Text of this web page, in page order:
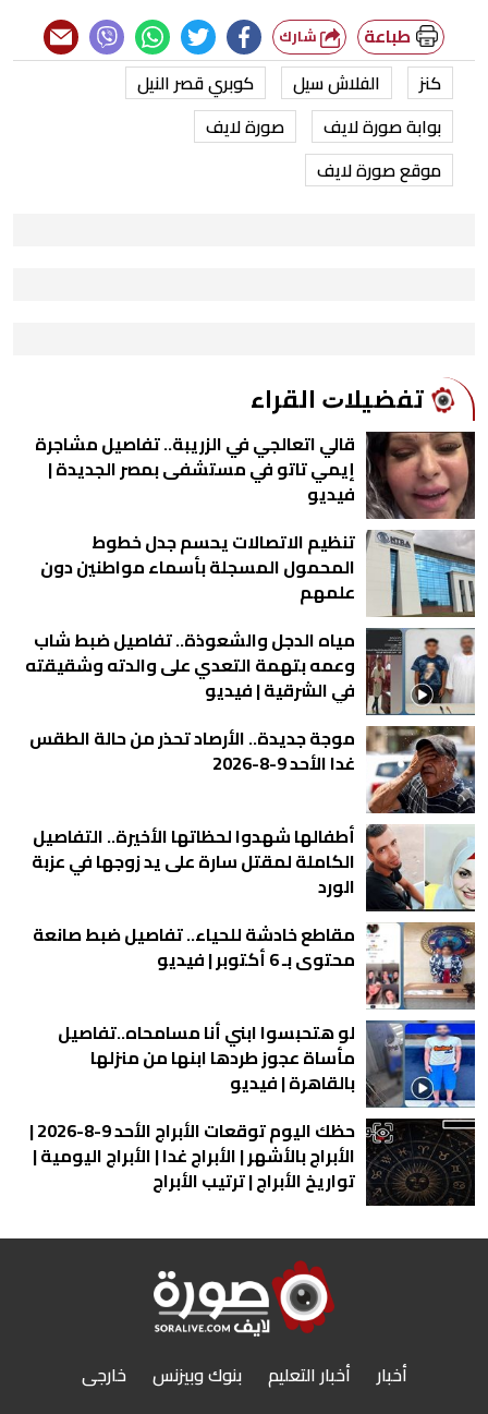
طباعة
كنز الفلاش سيل
كوبري قصر النيل
بوابة صورة لايف
صورة لايف
موقع صورة لايف
ﺗﻔﻀﻴﻼﺕ اﻟﻘﺮاء
قالي اتعالجي في الزريبة.. تفاصيل مشاجرة
إيمي تاتو في مستشفى بمصر الجديدة |
فيديو
تنظيم الاتصالات يحسم جدل خطوط
المحمول المسجلة بأسماء مواطنين دون
علمهم
مياه الدجل والشعوذة.. تفاصيل ضبط شاب
وعمه بتهمة التعدي على والدته وشقيقته
في الشرقية | فيديو
موجة جديدة.. الأرصاد تحذر من حالة الطقس
غدا الأحد 9-8-2026
أطفالها شهدوا لحظاتها الأخيرة.. التفاصيل
الكاملة لمقتل سارة على يد زوجها في عزبة
الورد
مقاطع خادشة للحياء.. تفاصيل ضبط صانعة
محتوى بـ 6 أكتوبر | فيديو
لو هتحبسوا ابني أنا مسامحاه..تفاصيل
مأساة عجوز طردها ابنها من منزلها
بالقاهرة | فيديو
حظك اليوم توقعات الأبراج الأحد 9-8-2026 |
الأبراج بالأشهر | الأبراج غدا | الأبراج اليومية |
تواريخ الأبراج | ترتيب الأبراج
أخبار أخبار التعليم بنوك وبيزنس
خارجى